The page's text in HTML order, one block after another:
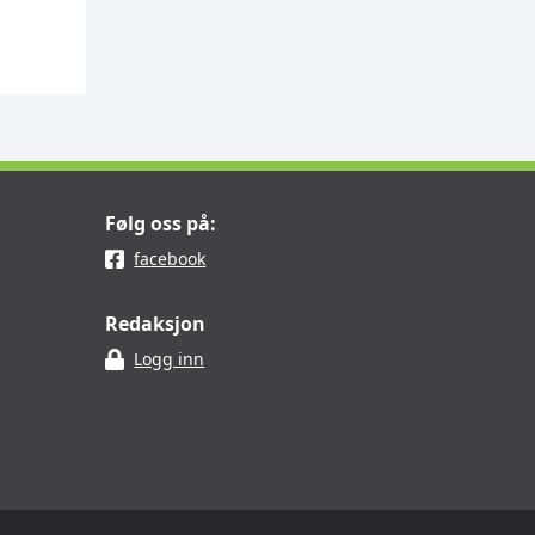
Følg oss på:
facebook
Redaksjon
Logg inn